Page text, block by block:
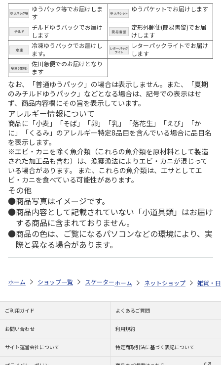
ゆうパック等でお届けしま
す
ゆうパケットでお届けします
チルドゆうパックでお届け
します
定形外郵便(簡易書留)でお届
けします
冷凍ゆうパックでお届けし
ます。
レターパックライトでお届け
します
佐川急便でのお届けとなり
ます
なお、「普通ゆうパック」の場合は表示しません。また、「夏期
のみチルドゆうパック」などとなる場合は、記号での表示はせ
ず、商品内容欄にその旨を表示しています。
アレルギー情報について
商品に「小麦」「そば」「卵」「乳」「落花生」「えび」「か
に」「くるみ」のアレルギー特定8品目を含んでいる場合に品目名
を表示します。
※エビ・カニを除く魚介類（これらの魚介類を原材料として製造
された加工品も含む）は、漁獲漁法によりエビ・カニが混じって
いる場合があります。 また、これらの魚介類は、エサとしてエ
ビ・カニを食べている可能性があります。
その他
商品写真はイメージです。
商品内容として記載されていない「小道具類」はお届け
する商品に含まれておりません。
商品の色は、ご覧になるパソコンなどの環境により、実
際と異なる場合があります。
ホーム ショップ一覧 スケーター メラミン製お茶碗 MONSTER BALL
ホーム ネットショップ 雑貨・
ご利用ガイド よくあるご質問
お問い合わせ 利用規約
サイト運営会社について 特定商取引法に基づく表記について